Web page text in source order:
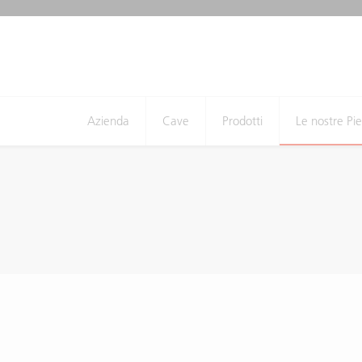
Azienda Cave Prodotti Le nostre